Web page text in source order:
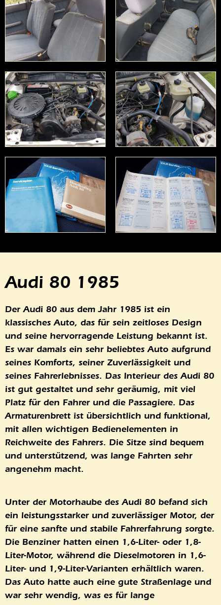
Audi 80 1985
Der Audi 80 aus dem Jahr 1985 ist ein
klassisches Auto, das für sein zeitloses Design
und seine hervorragende Leistung bekannt ist.
Es war damals ein sehr beliebtes Auto aufgrund
seines Komforts, seiner Zuverlässigkeit und
seines Fahrerlebnisses. Das Interieur des Audi 80
ist gut gestaltet und sehr geräumig, mit viel
Platz für den Fahrer und die Passagiere. Das
Armaturenbrett ist übersichtlich und funktional,
mit allen wichtigen Bedienelementen in
Reichweite des Fahrers. Die Sitze sind bequem
und unterstützend, was lange Fahrten sehr
angenehm macht.
Unter der Motorhaube des Audi 80 befand sich
ein leistungsstarker und zuverlässiger Motor, der
für eine sanfte und stabile Fahrerfahrung sorgte.
Die Benziner hatten einen 1,6-Liter- oder 1,8-
Liter-Motor, während die Dieselmotoren in 1,6-
Liter- und 1,9-Liter-Varianten erhältlich waren.
Das Auto hatte auch eine gute Straßenlage und
war sehr wendig, was es für lange